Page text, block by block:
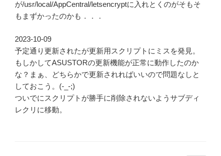
が/usr/local/AppCentral/letsencryptに入れとくのがそもそ
もまずかったのかも．．．
2023-10-09
予定通り更新されたが更新用スクリプトにミスを発見。
もしかしてASUSTORの更新機能が正常に動作したのか
な？まぁ、どちらかで更新されればいいので問題なしと
しておこう。(-_-;)
ついでにスクリプトが勝手に削除されないようサブディ
レクリに移動。